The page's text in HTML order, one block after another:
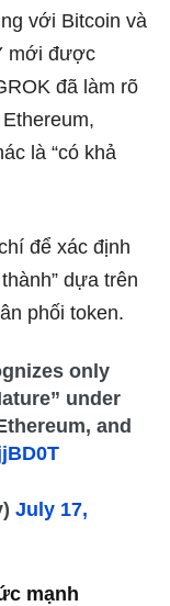
với Bitcoin và
mới được
đã làm rõ
là “có khả
để xác định
dựa trên
phối token.
only
under
and
July 17,
mạnh